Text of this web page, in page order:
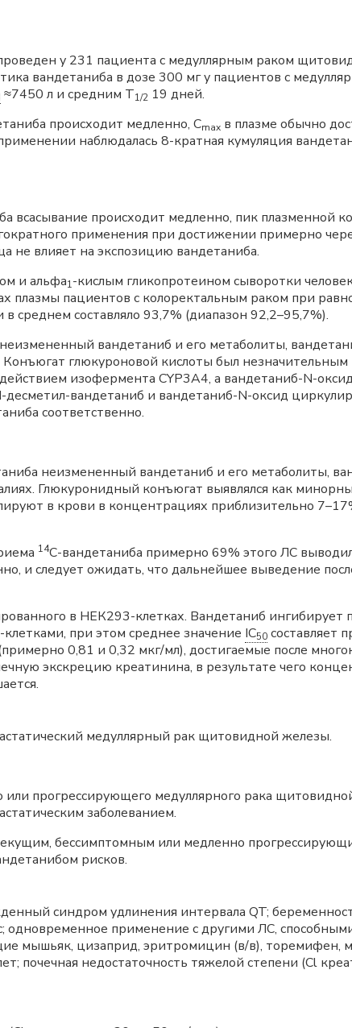
у 231 пациента с медуллярным раком
вандетаниба в дозе 300 мг у пациентов с
≈7450 л и средним Т1/2 19 дней.
происходит медленно, Сmax в плазме обычно
наблюдалась 8-кратная кумуляция
всасывание происходит медленно, пик плазменной
применения при достижении примерно
не влияет на экспозицию вандетаниба.
и альфа1-кислым гликопротеином сыворотки
плазмы пациентов с колоректальным раком при
среднем составляло 93,7% (диапазон 92,2–95,7%).
вандетаниб и его метаболиты,
глюкуроновой кислоты был незначительным
изофермента CYP3A4, а вандетаниб-N-
десметил-вандетаниб и вандетаниб-N-оксид
соответственно.
неизмененный вандетаниб и его метаболиты,
Глюкуронидный конъюгат выявлялся как
в крови в концентрациях приблизительно
14С-вандетаниба примерно 69% этого ЛС
и следует ожидать, что дальнейшее выведение
в НЕК293-клетках. Вандетаниб ингибирует
при этом среднее значение IC50 составляет
0,81 и 0,32 мкг/мл), достигаемые после
экскрецию креатинина, в результате чего
медуллярный рак щитовидной железы.
или прогрессирующего медуллярного рака
заболеванием.
бессимптомным или медленно
рисков.
синдром удлинения интервала QT;
одновременное применение с другими ЛС,
мышьяк, цизаприд, эритромицин (в/в), торемифен,
почечная недостаточность тяжелой степени (Cl